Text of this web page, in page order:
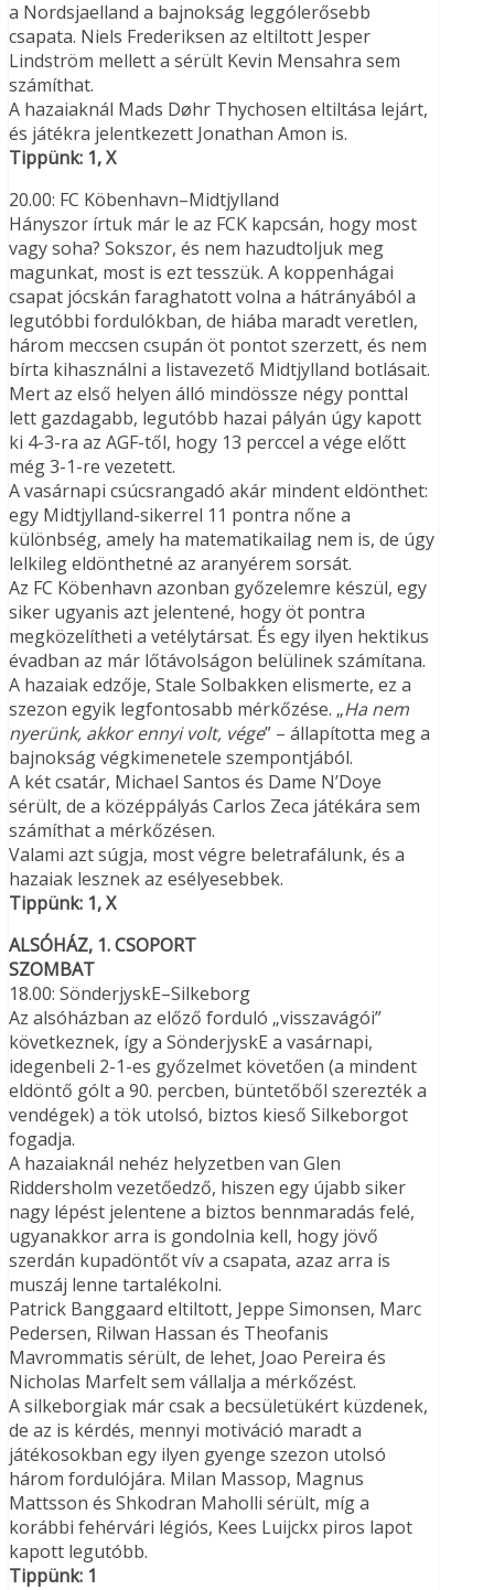
a Nordsjaelland a bajnokság leggólerősebb
csapata. Niels Frederiksen az eltiltott Jesper
Lindström mellett a sérült Kevin Mensahra sem
számíthat.
A hazaiaknál Mads Døhr Thychosen eltiltása lejárt,
és játékra jelentkezett Jonathan Amon is.
Tippünk: 1, X
20.00: FC Köbenhavn–Midtjylland
Hányszor írtuk már le az FCK kapcsán, hogy most
vagy soha? Sokszor, és nem hazudtoljuk meg
magunkat, most is ezt tesszük. A koppenhágai
csapat jócskán faraghatott volna a hátrányából a
legutóbbi fordulókban, de hiába maradt veretlen,
három meccsen csupán öt pontot szerzett, és nem
bírta kihasználni a listavezető Midtjylland botlásait.
Mert az első helyen álló mindössze négy ponttal
lett gazdagabb, legutóbb hazai pályán úgy kapott
ki 4-3-ra az AGF-től, hogy 13 perccel a vége előtt
még 3-1-re vezetett.
A vasárnapi csúcsrangadó akár mindent eldönthet:
egy Midtjylland-sikerrel 11 pontra nőne a
különbség, amely ha matematikailag nem is, de úgy
lelkileg eldönthetné az aranyérem sorsát.
Az FC Köbenhavn azonban győzelemre készül, egy
siker ugyanis azt jelentené, hogy öt pontra
megközelítheti a vetélytársat. És egy ilyen hektikus
évadban az már lőtávolságon belülinek számítana.
A hazaiak edzője, Stale Solbakken elismerte, ez a
szezon egyik legfontosabb mérkőzése. „Ha nem
nyerünk, akkor ennyi volt, vége” – állapította meg a
bajnokság végkimenetele szempontjából.
A két csatár, Michael Santos és Dame N’Doye
sérült, de a középpályás Carlos Zeca játékára sem
számíthat a mérkőzésen.
Valami azt súgja, most végre beletrafálunk, és a
hazaiak lesznek az esélyesebbek.
Tippünk: 1, X
ALSÓHÁZ, 1. CSOPORT
SZOMBAT
18.00: SönderjyskE–Silkeborg
Az alsóházban az előző forduló „visszavágói”
következnek, így a SönderjyskE a vasárnapi,
idegenbeli 2-1-es győzelmet követően (a mindent
eldöntő gólt a 90. percben, büntetőből szerezték a
vendégek) a tök utolsó, biztos kieső Silkeborgot
fogadja.
A hazaiaknál nehéz helyzetben van Glen
Riddersholm vezetőedző, hiszen egy újabb siker
nagy lépést jelentene a biztos bennmaradás felé,
ugyanakkor arra is gondolnia kell, hogy jövő
szerdán kupadöntőt vív a csapata, azaz arra is
muszáj lenne tartalékolni.
Patrick Banggaard eltiltott, Jeppe Simonsen, Marc
Pedersen, Rilwan Hassan és Theofanis
Mavrommatis sérült, de lehet, Joao Pereira és
Nicholas Marfelt sem vállalja a mérkőzést.
A silkeborgiak már csak a becsületükért küzdenek,
de az is kérdés, mennyi motiváció maradt a
játékosokban egy ilyen gyenge szezon utolsó
három fordulójára. Milan Massop, Magnus
Mattsson és Shkodran Maholli sérült, míg a
korábbi fehérvári légiós, Kees Luijckx piros lapot
kapott legutóbb.
Tippünk: 1